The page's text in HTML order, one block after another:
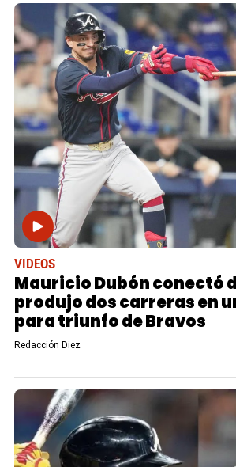
VIDEOS
Mauricio Dubón conectó
produjo dos carreras en
para triunfo de Bravos
Redacción Diez